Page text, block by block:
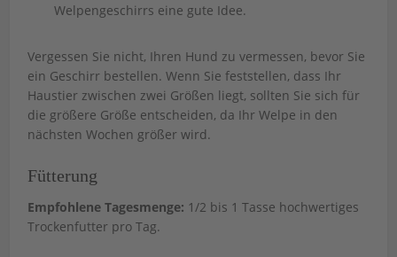
Welpengeschirrs eine gute Idee.
Vergessen Sie nicht, Ihren Hund zu vermessen, bevor Sie
ein Geschirr bestellen. Wenn Sie feststellen, dass Ihr
Haustier zwischen zwei Größen liegt, sollten Sie sich für
die größere Größe entscheiden, da Ihr Welpe in den
nächsten Wochen größer wird.
Fütterung
Empfohlene Tagesmenge: 1/2 bis 1 Tasse hochwertiges
Trockenfutter pro Tag.